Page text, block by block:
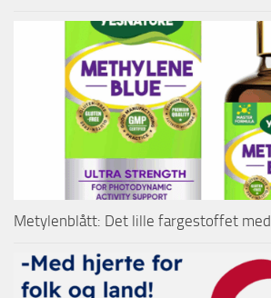
Metylenblått: Det lille fargestoffet